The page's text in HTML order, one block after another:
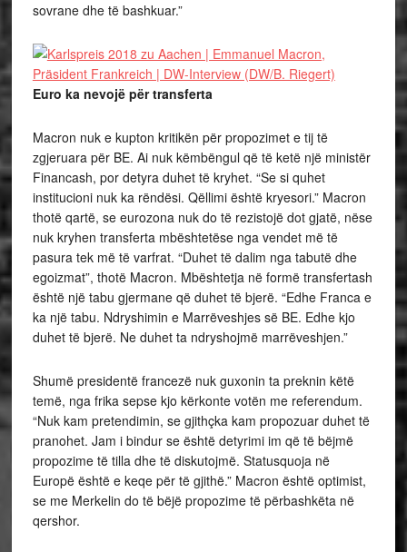
sovrane dhe të bashkuar.”
Euro ka nevojë për transferta
Macron nuk e kupton kritikën për propozimet e tij të
zgjeruara për BE. Ai nuk këmbëngul që të ketë një ministër
Financash, por detyra duhet të kryhet. “Se si quhet
institucioni nuk ka rëndësi. Qëllimi është kryesori.” Macron
thotë qartë, se eurozona nuk do të rezistojë dot gjatë, nëse
nuk kryhen transferta mbështetëse nga vendet më të
pasura tek më të varfrat. “Duhet të dalim nga tabutë dhe
egoizmat”, thotë Macron. Mbështetja në formë transfertash
është një tabu gjermane që duhet të bjerë. “Edhe Franca e
ka një tabu. Ndryshimin e Marrëveshjes së BE. Edhe kjo
duhet të bjerë. Ne duhet ta ndryshojmë marrëveshjen.”
Shumë presidentë francezë nuk guxonin ta preknin këtë
temë, nga frika sepse kjo kërkonte votën me referendum.
“Nuk kam pretendimin, se gjithçka kam propozuar duhet të
pranohet. Jam i bindur se është detyrimi im që të bëjmë
propozime të tilla dhe të diskutojmë. Statusquoja në
Europë është e keqe për të gjithë.” Macron është optimist,
se me Merkelin do të bëjë propozime të përbashkëta në
qershor.